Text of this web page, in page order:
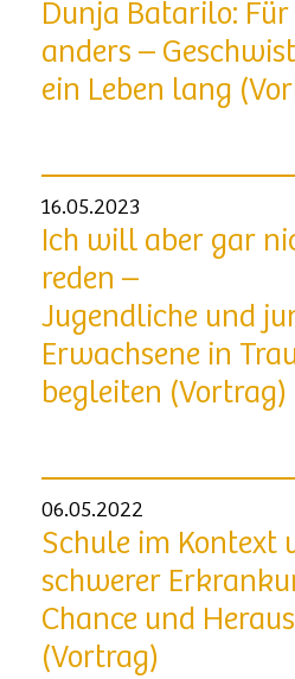
Dunja Batarilo:
anders –
ein Leben lang
16.05.2023
Ich will aber gar
reden –
Jugendliche und
Erwachsene in
begleiten (Vortrag)
06.05.2022
Schule im Kontext
schwerer
Chance und
(Vortrag)